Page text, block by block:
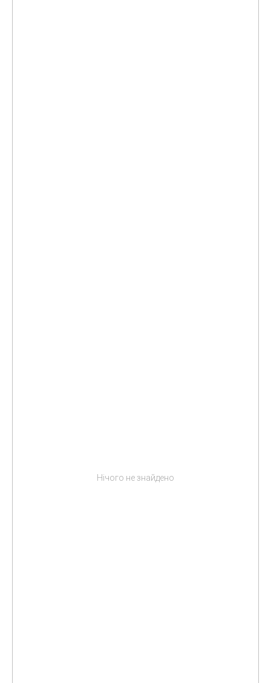
Нічого не знайдено